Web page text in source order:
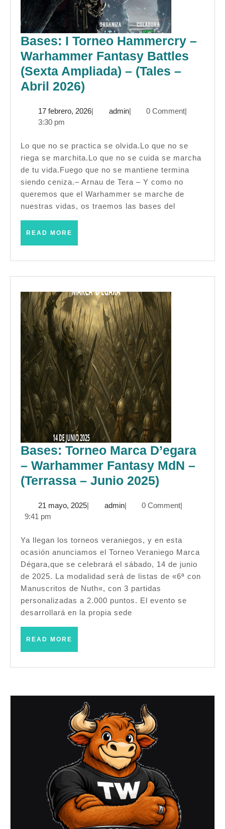
Bases: I Torneo Hammercry –
Warhammer Fantasy Battles
(Sexta Ampliada) – (Tales –
Abril 2026)
Torneo
–
Warhammer
Fantasy
Battles
(Sexta
2026)
17 febrero, 202617
| adminadmin
| 0 Comment|
3:30 pm
Lo que no se practica se olvida.Lo que no se
riega se marchita.Lo que no se cuida se marcha
de tu vida.Fuego que no se mantiene termina
siendo ceniza.– Arnau de Tera – Y como no
queremos que el Warhammer se marche de
nuestras vidas, os traemos las bases del
READ MORE
Bases: Torneo Marca D’egara
– Warhammer Fantasy MdN –
(Terrassa – Junio 2025)
Marca
–
Fantasy
MdN
–
21 mayo, 202521
| adminadmin
| 0 Comment|
9:41 pm
Ya llegan los torneos veraniegos, y en esta
ocasión anunciamos el Torneo Veraniego Marca
Dégara,que se celebrará el sábado, 14 de junio
de 2025. La modalidad será de listas de «6ª con
Manuscritos de Nuth«, con 3 partidas
personalizadas a 2.000 puntos. El evento se
desarrollará en la propia sede
READ MORE